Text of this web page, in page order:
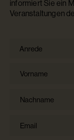
informiert Sie ein
Veranstaltungen
Anrede
Anrede